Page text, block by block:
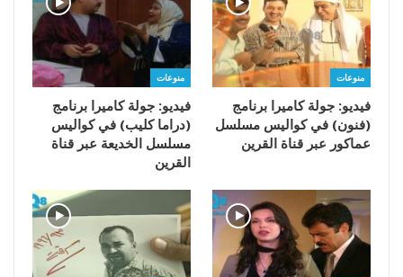
منوعات
فيديو: جولة كاميرا برنامج
(فنون) في كواليس مسلسل
عماكور عبر قناة القرين
منوعات
فيديو: جولة كاميرا برنامج
(دراما كليب) في كواليس
مسلسل الخديعة عبر قناة
القرين